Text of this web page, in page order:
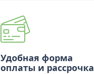
Удобная форма
оплаты и рассрочка